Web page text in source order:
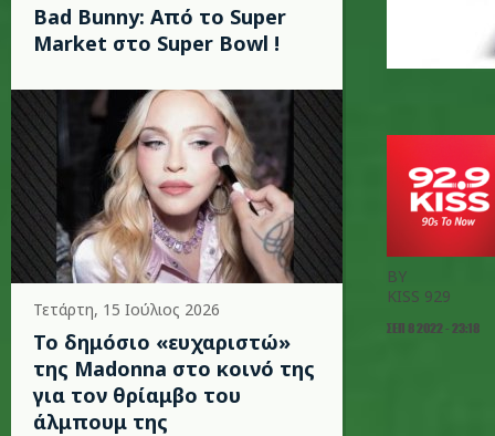
Bad Bunny: Από το Super
Market στο Super Bowl !
Τετάρτη, 15 Ιούλιος 2026
Το δημόσιο «ευχαριστώ»
της Madonna στο κοινό της
για τον θρίαμβο του
άλμπουμ της
BY
KISS 929
ΣΕΠ 8 2022 - 23:18